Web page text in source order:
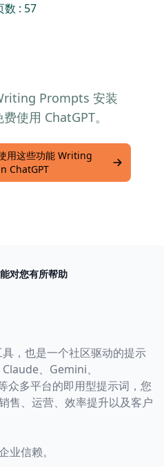
数 : 57
Prompts 安装
使用 ChatGPT。
用这些功能 Writing
ChatGPT
对您有所帮助
，也是一个社区驱动的提示
、Gemini、
多平台的即用型提示词，您
售、运营、效率提升以及客户
业信赖。